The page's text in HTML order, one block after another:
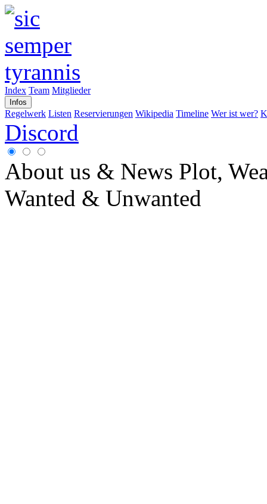
Index Team Mitglieder
Infos
Regelwerk Listen Reservierungen Wikipedia Timeline Wer ist wer?
Discord
About us & News Plot,
Wanted & Unwanted